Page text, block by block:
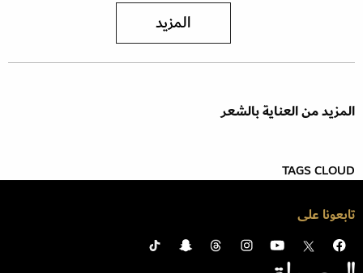
المزيد
المزيد من العناية بالشعر
TAGS CLOUD
تابعونا على